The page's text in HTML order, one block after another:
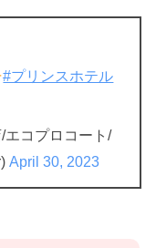
#プリンスホテル
コプロコート/
April 30, 2023